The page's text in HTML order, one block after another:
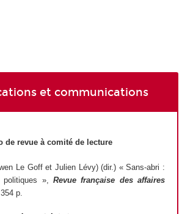
et communications
de revue à comité de lecture
Le Goff et Julien Lévy) (dir.) « Sans-abri :
politiques », Revue française des affaires
p.